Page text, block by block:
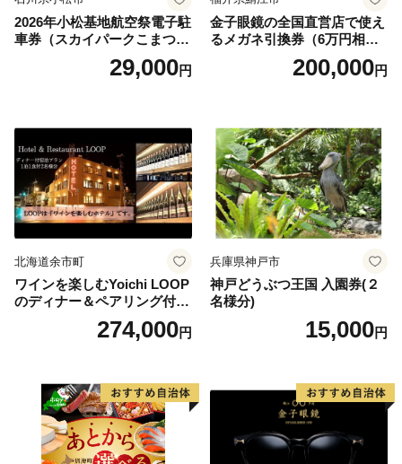
2026年小松基地航空祭電子駐
車券（スカイパークこまつ
翼） 駐車場 シャトルバスの
りばすぐ 石川県 小松市
29,000円
金子眼鏡の全国直営店で使え
るメガネ引換券（6万円相
当） Platinum200,000円
北海道余市町
ワインを楽しむYoichi LOOP
のディナー＆ペアリング付宿
泊プラン＜デラックスツイン
274,000円
兵庫県神戸市
神戸どうぶつ王国 入園券(２
名様分)
15,000円